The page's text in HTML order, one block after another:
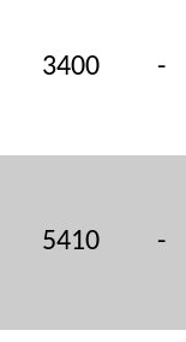
3400 -
5410 -